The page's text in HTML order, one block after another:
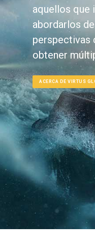
aquellos que
abordarlos
perspectivas
obtener
ACERCA DE VIRTUS